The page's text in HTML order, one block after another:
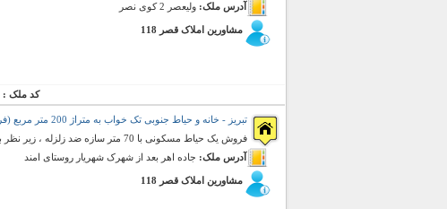
آدرس ملک: ولیعصر 2 کوی نصر
مشاورین املاک قصر 118
کد ملک :
تبریز - خانه و حیاط جنوبی تک خواب به متراژ 200 متر مربع (فروش)
فروش یک حیاط مسکونی با 70 متر سازه ضد زلزله ، زیر نظر بنیاد مسکن ، دارای آب ، برق و گاز
آدرس ملک: جاده اهر بعد از شهرک شهریار روستای امند
مشاورین املاک قصر 118